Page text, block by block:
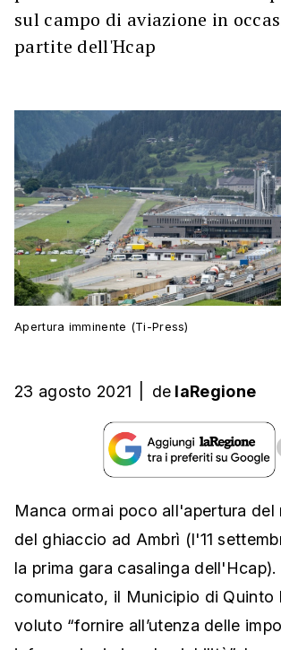
sul campo di aviazione in
partite dell'Hcap
Apertura imminente (Ti-Press)
23 agosto 2021 de laRegione
Manca ormai poco all'apertura del
del ghiaccio ad Ambrì (l'11
la prima gara casalinga dell'Hcap).
comunicato, il Municipio di Quinto
voluto “fornire all’utenza delle